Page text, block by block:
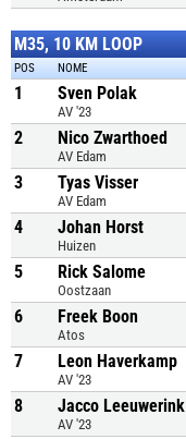
M35, 10 KM LOOP
POS NOME
1 Sven Polak
AV '23
2 Nico Zwarthoed
AV Edam
3 Tyas Visser
AV Edam
4 Johan Horst
Huizen
5 Rick Salome
Oostzaan
6 Freek Boon
Atos
7 Leon Haverkamp
AV '23
8 Jacco Leeuwerink
AV '23